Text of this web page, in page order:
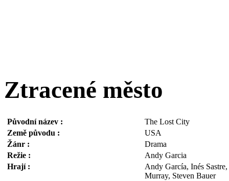
Ztracené město
Původní název :
The Lost City
Země původu :
USA
Žánr :
Drama
Režie :
Andy Garcia
Hrají :
Andy García, Inés
Murray, Steven Bauer